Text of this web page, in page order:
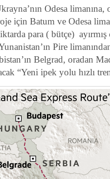
Odesa limanına,
için Batum ve Odesa
para ( bütçe)
Pire
Belgrad, oradan
“Yeni ipek yolu hızlı